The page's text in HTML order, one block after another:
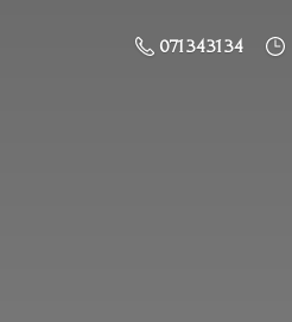
071 34 31 34